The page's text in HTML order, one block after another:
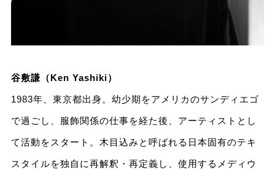
谷敷謙（Ken Yashiki）
1983年、東京都出身。幼少期をアメリカのサンディエゴ
で過ごし、服飾関係の仕事を経た後、アーティストとし
て活動をスタート。木目込みと呼ばれる日本固有のテキ
スタイルを独自に再解釈・再定義し、使用するメディウ